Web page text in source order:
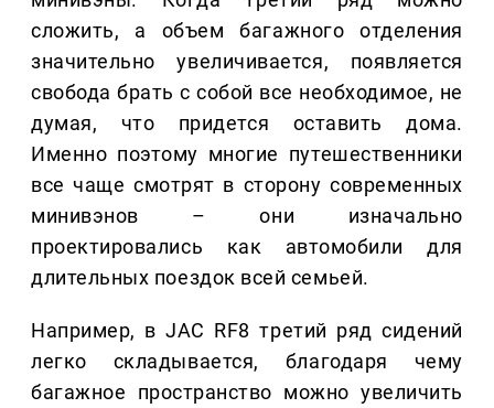
сложить, а объем багажного отделения
значительно увеличивается, появляется
свобода брать с собой все необходимое, не
думая, что придется оставить дома.
Именно поэтому многие путешественники
все чаще смотрят в сторону современных
минивэнов – они изначально
проектировались как автомобили для
длительных поездок всей семьей.
Например, в JAC RF8 третий ряд сидений
легко складывается, благодаря чему
багажное пространство можно увеличить